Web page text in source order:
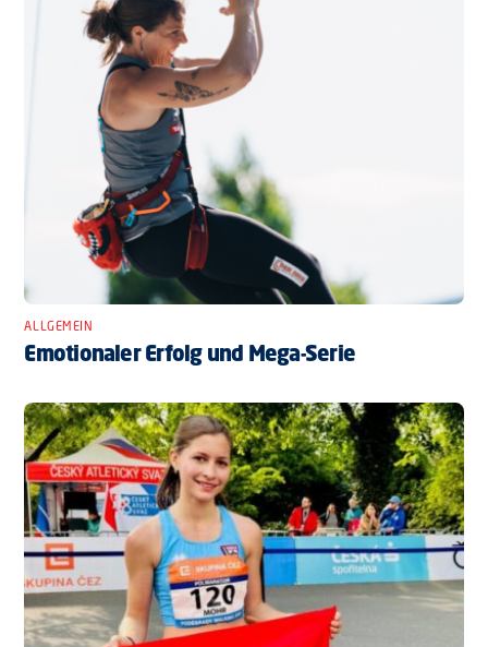
ALLGEMEIN
Emotionaler Erfolg und Mega-Serie